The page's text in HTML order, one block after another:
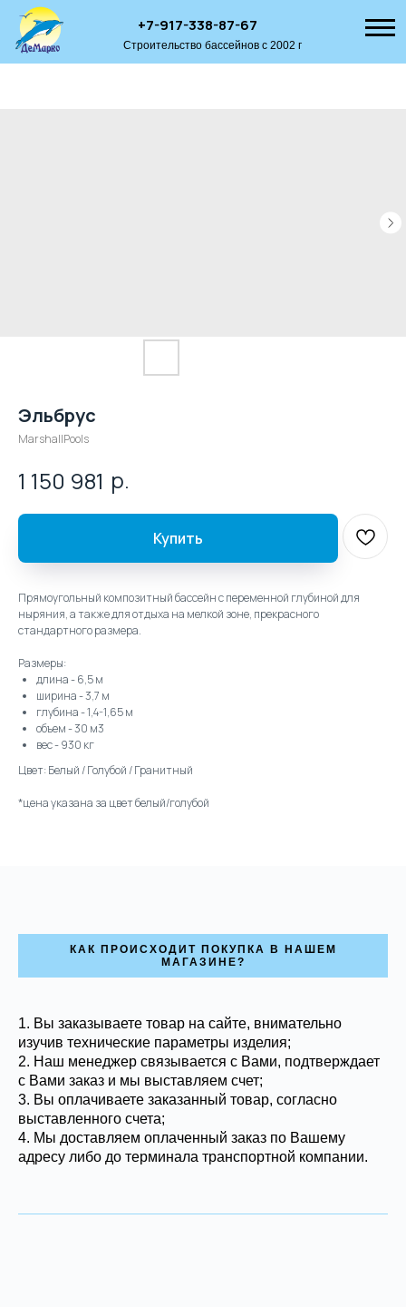
Строительство бассейнов с 2002 г
+7-917-338-87-67
Эльбрус
MarshallPools
1 150 981 р.
Купить
Прямоугольный композитный бассейн с переменной глубиной для
ныряния, а также для отдыха на мелкой зоне, прекрасного
стандартного размера.
Размеры:
длина - 6,5 м
ширина - 3,7 м
глубина - 1,4-1,65 м
объем - 30 м3
вес - 930 кг
Цвет: Белый / Голубой / Гранитный
*цена указана за цвет белый/голубой
КАК ПРОИСХОДИТ ПОКУПКА В НАШЕМ
МАГАЗИНЕ?
1. Вы заказываете товар на сайте, внимательно
изучив технические параметры изделия;
2. Наш менеджер связывается с Вами, подтверждает
с Вами заказ и мы выставляем счет;
3. Вы оплачиваете заказанный товар, согласно
выставленного счета;
4. Мы доставляем оплаченный заказ по Вашему
адресу либо до терминала транспортной компании.